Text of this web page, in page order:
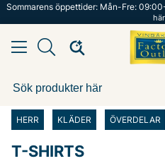
Sommarens öppettider: Mån-Fre:
här
HERR KLÄDER ÖVERDELAR
T-SHIRTS